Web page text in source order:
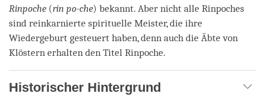
Rinpoche (rin po-che) bekannt. Aber nicht alle Rinpoches
sind reinkarnierte spirituelle Meister, die ihre
Wiedergeburt gesteuert haben, denn auch die Äbte von
Klöstern erhalten den Titel Rinpoche.
Historischer Hintergrund